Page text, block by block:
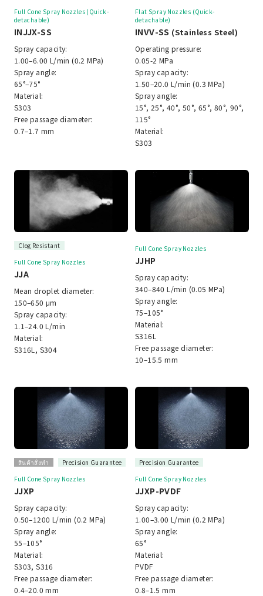
Full Cone Spray Nozzles (Quick-
detachable)
INJJX-SS
Spray capacity:
1.00–6.00 L/min (0.2 MPa)
Spray angle:
65°–75°
Material:
S303
Free passage diameter:
0.7–1.7 mm
Flat Spray Nozzles (Quick-
detachable)
INVV-SS (Stainless Steel)
Operating pressure:
0.05-2 MPa
Spray capacity:
1.50–20.0 L/min (0.3 MPa)
Spray angle:
15°, 25°, 40°, 50°, 65°, 80°, 90°,
115°
Material:
S303
Clog Resistant
Full Cone Spray Nozzles
JJA
Mean droplet diameter:
150–650 μm
Spray capacity:
1.1–24.0 L/min
Material:
S316L, S304
Full Cone Spray Nozzles
JJHP
Spray capacity:
340–840 L/min (0.05 MPa)
Spray angle:
75–105°
Material:
S316L
Free passage diameter:
10–15.5 mm
สินค้าสั่งทำ
Precision Guarantee
Full Cone Spray Nozzles
JJXP
Spray capacity:
0.50–1200 L/min (0.2 MPa)
Spray angle:
55–105°
Material:
S303, S316
Free passage diameter:
0.4–20.0 mm
Precision Guarantee
Full Cone Spray Nozzles
JJXP-PVDF
Spray capacity:
1.00–3.00 L/min (0.2 MPa)
Spray angle:
65°
Material:
PVDF
Free passage diameter:
0.8–1.5 mm